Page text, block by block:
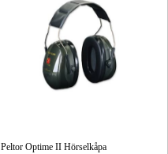
Peltor Optime II Hörselkåpa